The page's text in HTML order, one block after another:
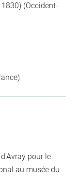
(Occident-
pour le
au musée du